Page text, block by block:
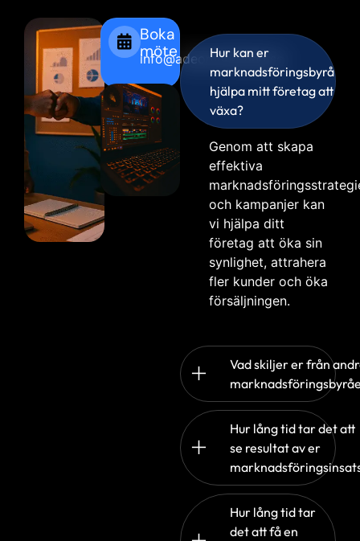
Boka
möte
info@adeomarketing.se
Hur kan er
marknadsföringsbyrå
hjälpa mitt företag att
växa?
Genom att skapa
effektiva
och kampanjer kan
vi hjälpa ditt
företag att öka sin
synlighet, attrahera
fler kunder och öka
försäljningen.
Vad skiljer er från
Hur lång tid tar det att
se resultat av er
Hur lång tid tar
det att få en